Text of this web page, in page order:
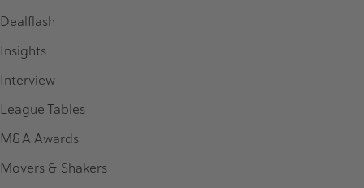
Dealflash
Insights
Interview
League Tables
M&A Awards
Movers & Shakers